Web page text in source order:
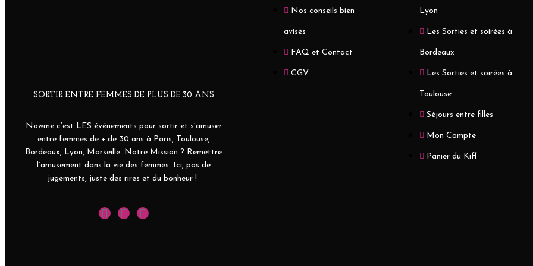
SORTIR ENTRE FEMMES DE PLUS DE 30 ANS
Nowme c’est LES événements pour sortir et s’amuser
entre femmes de + de 30 ans à Paris, Toulouse,
Bordeaux, Lyon, Marseille. Notre Mission ? Remettre
l’amusement dans la vie des femmes. Ici, pas de
jugements, juste des rires et du bonheur !
Nos conseils bien
avisés
FAQ et Contact
CGV
Lyon
Les Sorties et soirées à
Bordeaux
Les Sorties et soirées à
Toulouse
Séjours entre filles
Mon Compte
Panier du Kiff